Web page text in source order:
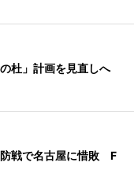
杜」計画を見直しへ
戦で名古屋に惜敗 F